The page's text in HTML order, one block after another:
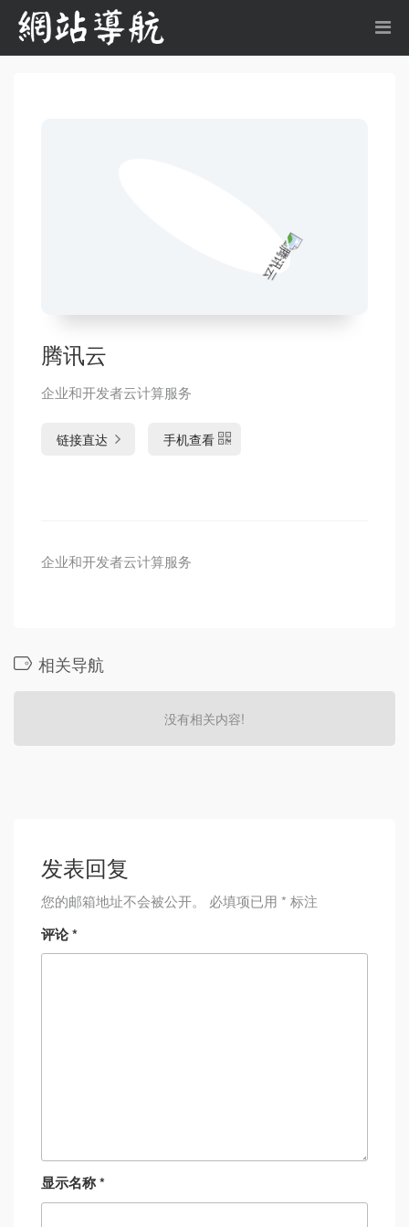
腾讯云
企业和开发者云计算服务
链接直达 手机查看
企业和开发者云计算服务
相关导航
没有相关内容!
发表回复
您的邮箱地址不会被公开。 必填项已用 * 标注
评论*
显示名称*